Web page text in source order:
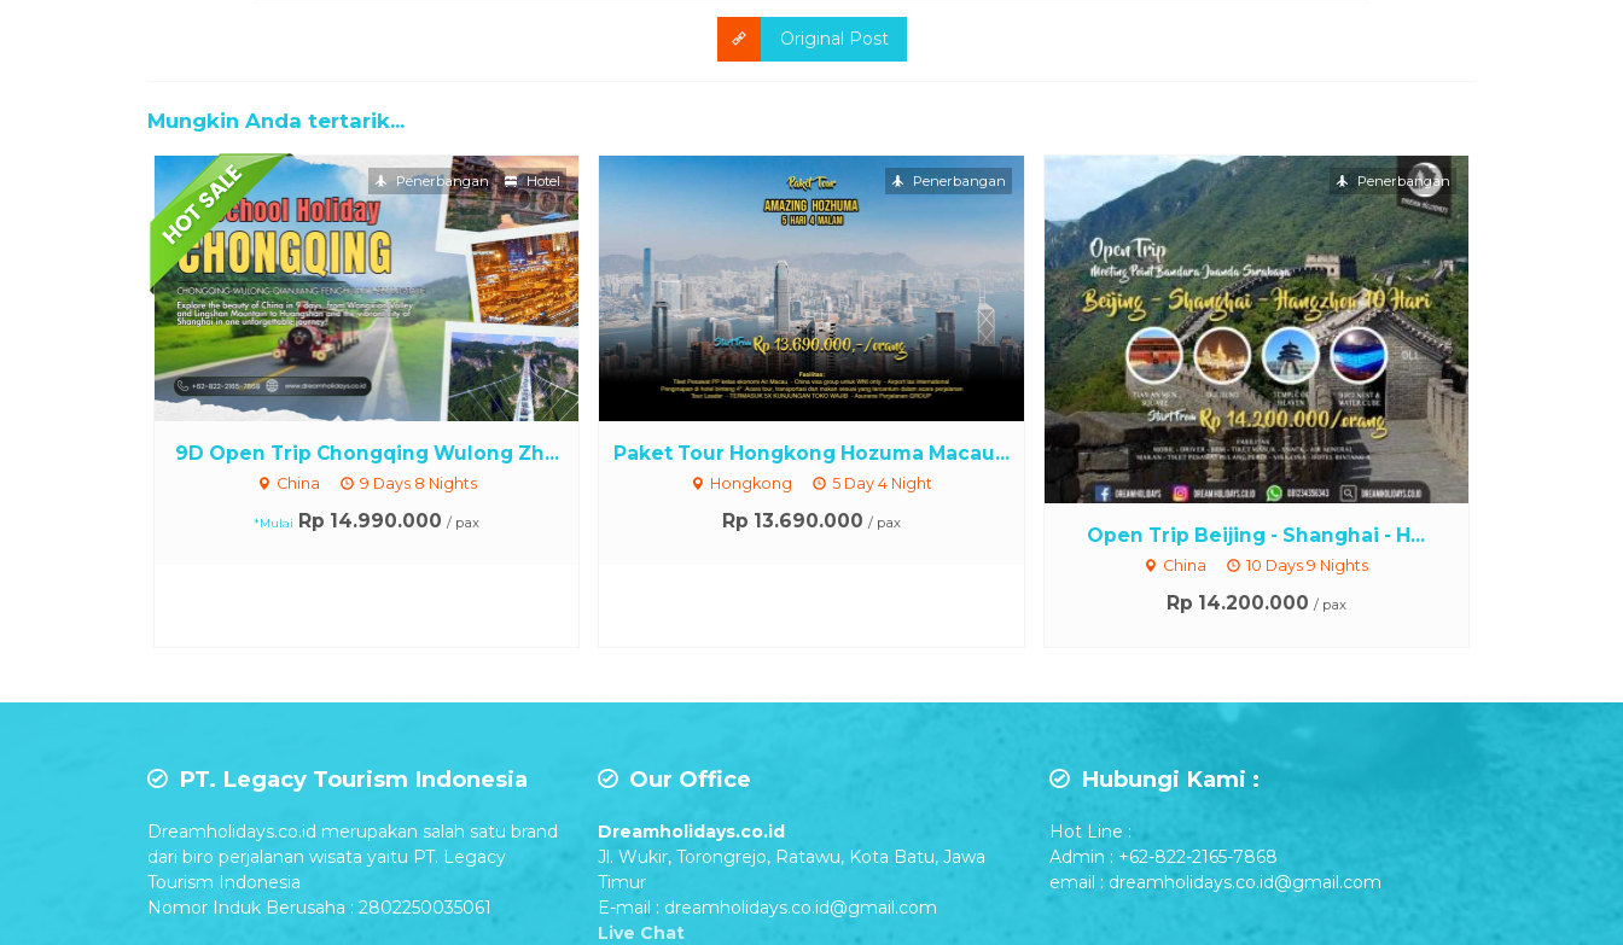
Original Post
Mungkin Anda tertarik...
9D Open Trip Chongqing Wulong Zh...
China 9 Days 8 Nights
*Mulai Rp 14.990.000 / pax
Penerbangan Hotel
Paket Tour Hongkong Hozuma Macau...
Hongkong 5 Day 4 Night
Rp 13.690.000 / pax
Penerbangan
Open Trip Beijing - Shanghai - H...
China 10 Days 9 Nights
Rp 14.200.000 / pax
Penerbangan
PT. Legacy Tourism Indonesia
Dreamholidays.co.id merupakan salah satu brand
dari biro perjalanan wisata yaitu PT. Legacy
Tourism Indonesia
Nomor Induk Berusaha : 2802250035061
Our Office
Dreamholidays.co.id
Jl. Wukir, Torongrejo, Ratawu, Kota Batu, Jawa
Timur
E-mail : dreamholidays.co.id@gmail.com
Live Chat
Hubungi Kami :
Hot Line :
Admin : +62-822-2165-7868
email : dreamholidays.co.id@gmail.com